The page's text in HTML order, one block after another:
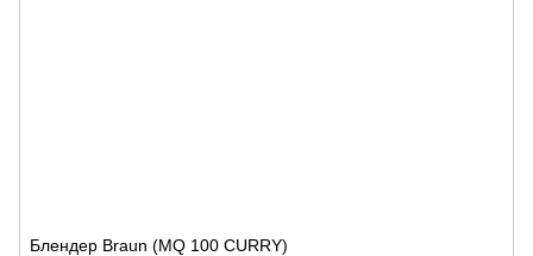
Блендер Braun (MQ 100 CURRY)